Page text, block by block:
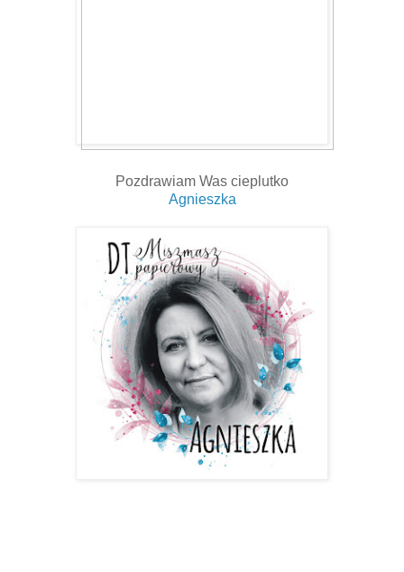
Pozdrawiam Was cieplutko
Agnieszka